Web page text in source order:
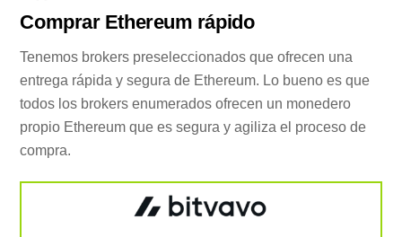
Comprar Ethereum rápido
Tenemos brokers preseleccionados que ofrecen una
entrega rápida y segura de Ethereum. Lo bueno es que
todos los brokers enumerados ofrecen un monedero
propio Ethereum que es segura y agiliza el proceso de
compra.